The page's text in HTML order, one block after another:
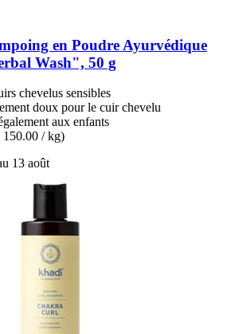
en Poudre Ayurvédique
Wash", 50 g
chevelus sensibles
doux pour le cuir chevelu
aux enfants
/ kg)
13 août